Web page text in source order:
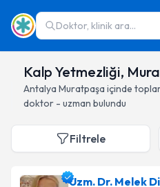
Doktor, klinik ara...
Kalp Yetmezliği,
Antalya Muratpaşa içinde
doktor - uzman bulundu
Filtrele
Uzm. Dr. Melek